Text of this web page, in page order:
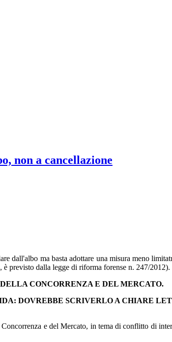
non a cancellazione
dall'albo ma basta adottare una misura meno
è previsto dalla legge di riforma forense n. 247/2012).
CONCORRENZA E DEL MERCATO.
DOVREBBE SCRIVERLO A CHIARE
e del Mercato, in tema di conflitto di